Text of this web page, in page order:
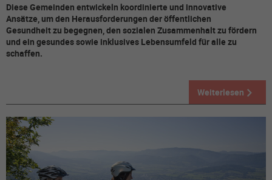
Diese Gemeinden entwickeln koordinierte und innovative
Ansätze, um den Herausforderungen der öffentlichen
Gesundheit zu begegnen, den sozialen Zusammenhalt zu fördern
und ein gesundes sowie inklusives Lebensumfeld für alle zu
schaffen.
Weiterlesen